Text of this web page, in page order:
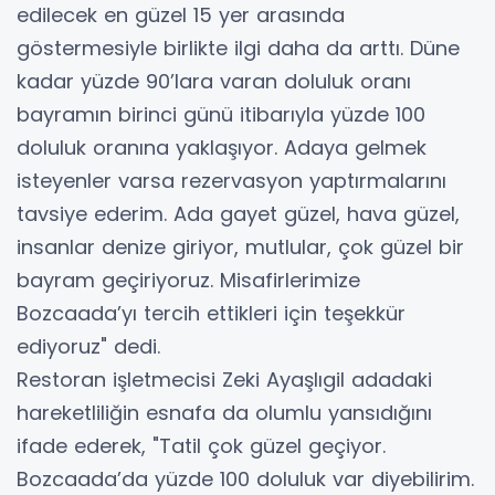
edilecek en güzel 15 yer arasında
göstermesiyle birlikte ilgi daha da arttı. Düne
kadar yüzde 90’lara varan doluluk oranı
bayramın birinci günü itibarıyla yüzde 100
doluluk oranına yaklaşıyor. Adaya gelmek
isteyenler varsa rezervasyon yaptırmalarını
tavsiye ederim. Ada gayet güzel, hava güzel,
insanlar denize giriyor, mutlular, çok güzel bir
bayram geçiriyoruz. Misafirlerimize
Bozcaada’yı tercih ettikleri için teşekkür
ediyoruz" dedi.
Restoran işletmecisi Zeki Ayaşlıgil adadaki
hareketliliğin esnafa da olumlu yansıdığını
ifade ederek, "Tatil çok güzel geçiyor.
Bozcaada’da yüzde 100 doluluk var diyebilirim.